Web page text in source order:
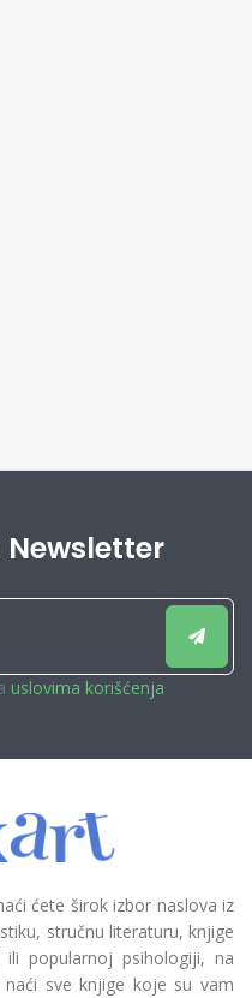
Newsletter
uslovima korišćenja
ćete širok izbor naslova iz
stručnu literaturu, knjige
popularnoj psihologiji, na
sve knjige koje su vam